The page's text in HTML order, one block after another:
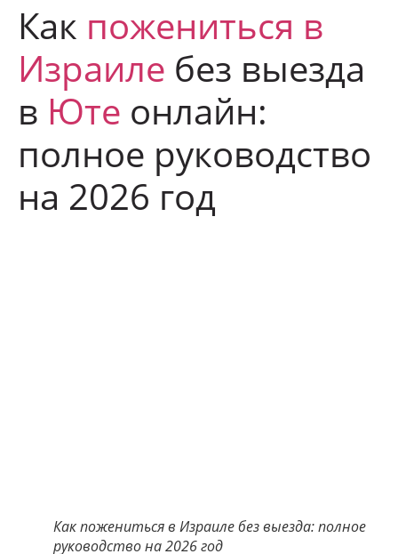
Как пожениться в
Израиле без выезда
в Юте онлайн:
полное руководство
на 2026 год
Как пожениться в Израиле без выезда: полное
руководство на 2026 год